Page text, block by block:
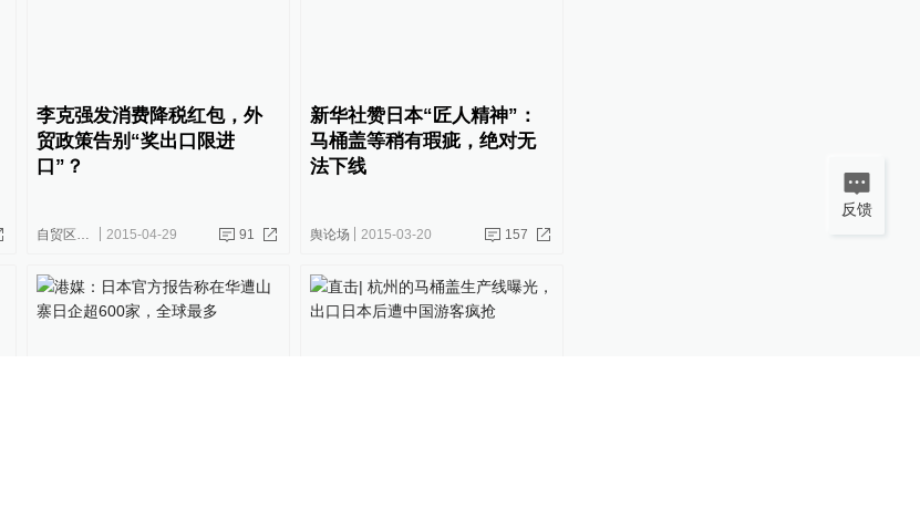
李克强发消费降税红包，外
贸政策告别“奖出口限进
口”？
自贸区连线 2015-04-29 91
新华社赞日本“匠人精神”：
马桶盖等稍有瑕疵，绝对无
法下线
舆论场 2015-03-20 157
反馈